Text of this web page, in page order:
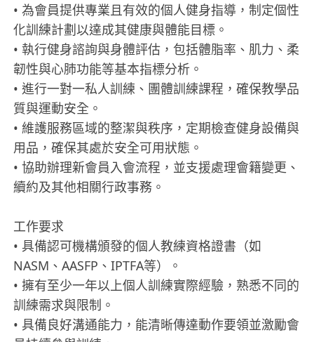
• 為會員提供專業且有效的個人健身指導，制定個性
化訓練計劃以達成其健康與體能目標。
• 執行健身諮詢與身體評估，包括體脂率、肌力、柔
韌性與心肺功能等基本指標分析。
• 進行一對一私人訓練、團體訓練課程，確保教學品
質與運動安全。
• 維護服務區域的整潔與秩序，定期檢查健身設備與
用品，確保其處於安全可用狀態。
• 協助辦理新會員入會流程，並支援處理會籍變更、
續約及其他相關行政事務。
工作要求
• 具備認可機構頒發的個人教練資格證書（如
NASM、AASFP、IPTFA等）。
• 擁有至少一年以上個人訓練實際經驗，熟悉不同的
訓練需求與限制。
• 具備良好溝通能力，能清晰傳達動作要領並激勵會